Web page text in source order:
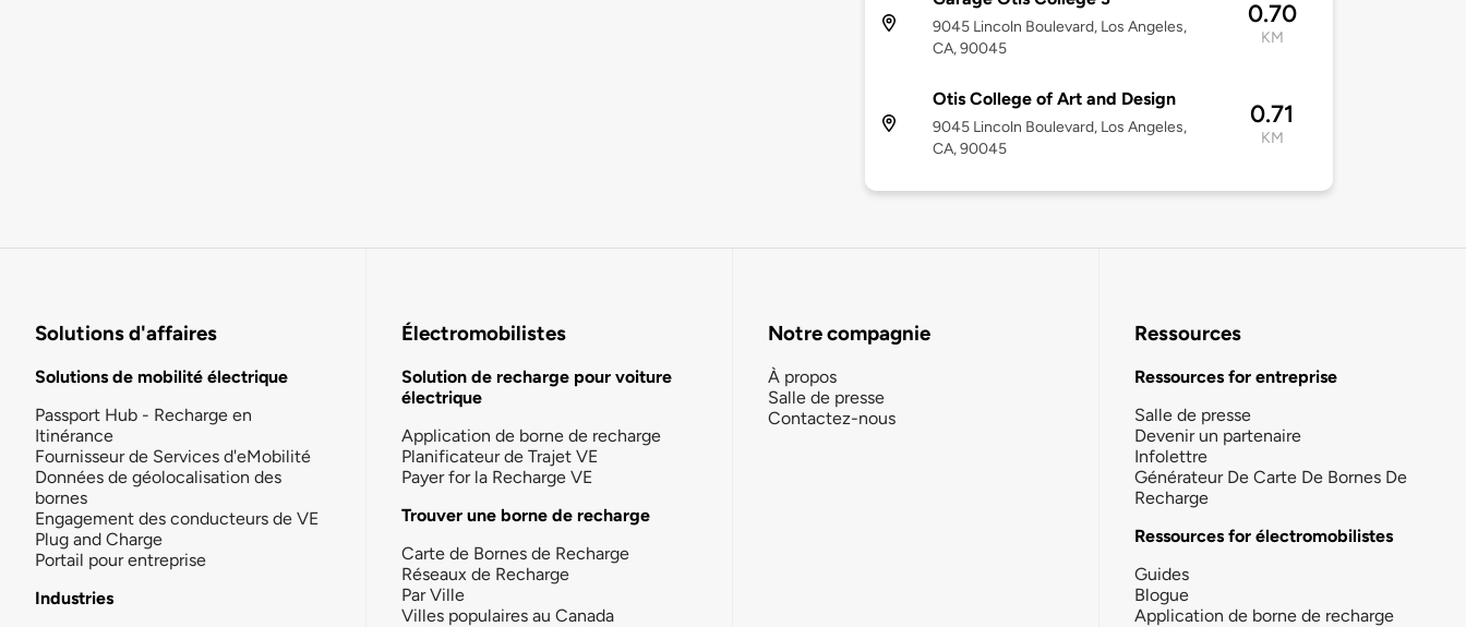
9045 Lincoln Boulevard, Los Angeles,
CA, 90045
0.70
KM
Otis College of Art and Design
9045 Lincoln Boulevard, Los Angeles,
CA, 90045
0.71
KM
Solutions d'affaires
Solutions de mobilité électrique
Passport Hub - Recharge en
Itinérance
Fournisseur de Services d'eMobilité
Données de géolocalisation des
bornes
Engagement des conducteurs de VE
Plug and Charge
Portail pour entreprise
Industries
Électromobilistes
Solution de recharge pour voiture
électrique
Application de borne de recharge
Planificateur de Trajet VE
Payer for la Recharge VE
Trouver une borne de recharge
Carte de Bornes de Recharge
Réseaux de Recharge
Par Ville
Villes populaires au Canada
Notre compagnie
À propos
Salle de presse
Contactez-nous
Ressources
Ressources for entreprise
Salle de presse
Devenir un partenaire
Infolettre
Générateur De Carte De Bornes De
Recharge
Ressources for électromobilistes
Guides
Blogue
Application de borne de recharge